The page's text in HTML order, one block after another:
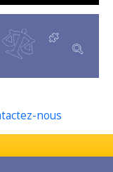
nous